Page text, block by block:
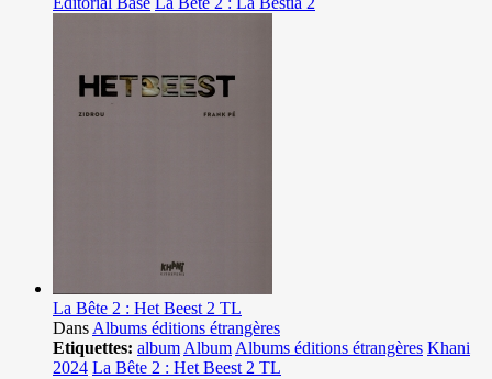
La Bête 2 : Het Beest 2 TL
Dans Albums éditions étrangères
Etiquettes: album Album Albums éditions étrangères Khani
2024 La Bête 2 : Het Beest 2 TL